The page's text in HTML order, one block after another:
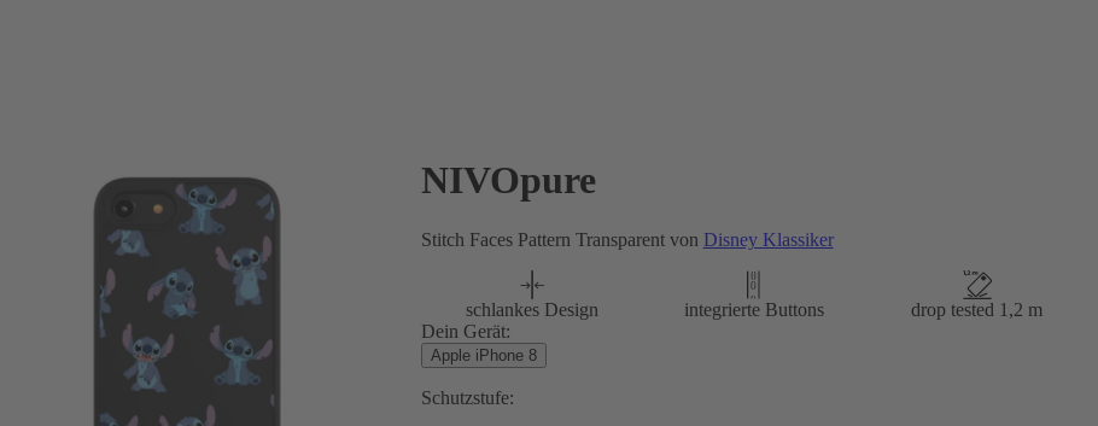
NIVOpure
Stitch Faces Pattern Transparent von Disney Klassiker
schlankes Design integrierte Buttons
drop tested 1,2 m
Dein Gerät:
Apple iPhone 8
Schutzstufe: